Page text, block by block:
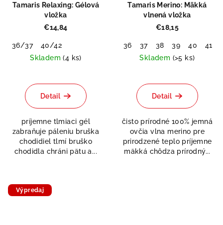
Tamaris Relaxing: Gélová
vložka
€14,84
36/37
40/42
Skladem(4 ks)
Detail
príjemne tlmiaci gél
zabraňuje páleniu bruška
chodidiel tlmí bruško
chodidla chráni pätu a...
Tamaris Merino: Mäkká
vlnená vložka
€18,15
36 37 38 39 40 41
Skladem (>5 ks)
Detail
čisto prírodné 100% jemná
ovčia vlna merino pre
prirodzené teplo príjemne
mäkká chôdza prírodný...
Výpredaj